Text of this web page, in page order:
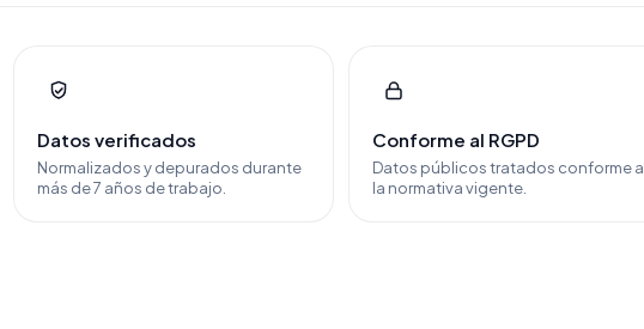
Datos verificados
Normalizados y depurados durante
más de 7 años de trabajo.
Conforme al RGPD
Datos públicos tratados conforme a
la normativa vigente.